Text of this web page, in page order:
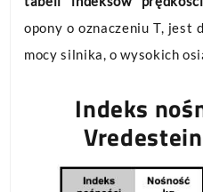
opony o oznaczeniu T, jest
mocy silnika, o wysokich
Indeks